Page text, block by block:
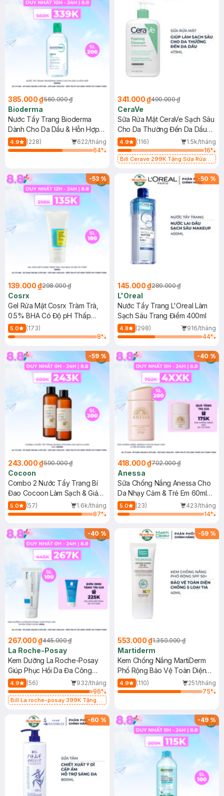
385.000 ₫560.000 ₫
Bioderma
Nước Tẩy Trang Bioderma
Dành Cho Da Dầu & Hỗn Hợp
500ml
4.9 (228)
622/tháng
64%
341.000 ₫490.000 ₫
CeraVe
Sữa Rửa Mặt CeraVe Sạch Sâu
Cho Da Thường Đến Da Dầu
473ml
4.9 (116)
1.5k/tháng
16%
Bill Cerave 299K Tặng Sữa Rửa
-53%
139.000 ₫298.000 ₫
Cosrx
Gel Rửa Mặt Cosrx Tràm Trà,
0.5% BHA Có Độ pH Thấp
150ml
5.0
(173)
8%
-50 %
145.000 ₫289.000 ₫
L'Oreal
Nước Tẩy Trang L'Oreal Làm
Sạch Sâu Trang Điểm 400ml
4.8 (298)
916/tháng
44%
-59%
243.000 ₫590.000 ₫
Cocoon
Combo 2 Nước Tẩy Trang Bí
Đao Cocoon Làm Sạch & Giảm
Dầu 500ml
5.0 (57)
1.6k/tháng
87%
-40%
418.000 ₫702.000 ₫
Anessa
Sữa Chống Nắng Anessa Cho
Da Nhạy Cảm & Trẻ Em 60ml
(Mới)
5.0 (23)
423/tháng
14%
-40%
267.000 ₫445.000 ₫
La Roche-Posay
Kem Dưỡng La Roche-Posay
Giúp Phục Hồi Da Đa Công
Dụng 40ml
4.9 (56)
932/tháng
96%
Bill La roche-posay 399K Tặng
(SL có hạn)
-59 %
553.000 ₫1.350.000 ₫
Martiderm
Kem Chống Nắng MartiDerm
Phổ Rộng Bảo Vệ Toàn Diện
40ml
4.9 (110)
251/tháng
75%
-60 % -49%